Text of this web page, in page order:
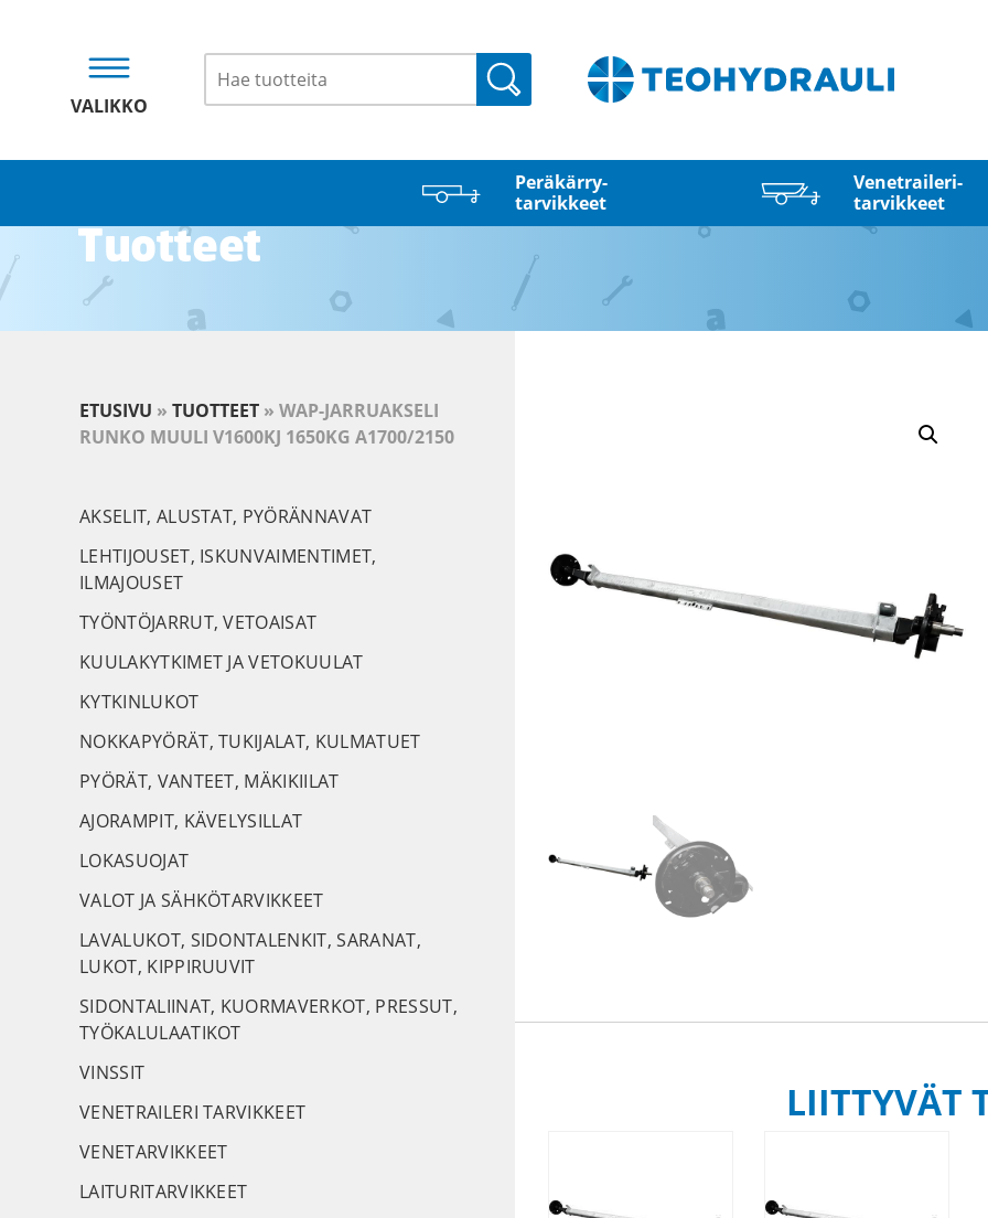
VALIKKO
Haku
Peräkärry­
tarvikkeet
Venetraileri­
tarvikkeet
Tuotteet
LIITTYVÄT
ETUSIVU » TUOTTEET » WAP-JARRUAKSELI
RUNKO MUULI V1600KJ 1650KG A1700/2150
AKSELIT, ALUSTAT, PYÖRÄNNAVAT
LEHTIJOUSET, ISKUNVAIMENTIMET,
ILMAJOUSET
TYÖNTÖJARRUT, VETOAISAT
KUULAKYTKIMET JA VETOKUULAT
KYTKINLUKOT
NOKKAPYÖRÄT, TUKIJALAT, KULMATUET
PYÖRÄT, VANTEET, MÄKIKIILAT
AJORAMPIT, KÄVELYSILLAT
LOKASUOJAT
VALOT JA SÄHKÖTARVIKKEET
LAVALUKOT, SIDONTALENKIT, SARANAT,
LUKOT, KIPPIRUUVIT
SIDONTALIINAT, KUORMAVERKOT, PRESSUT,
TYÖKALULAATIKOT
VINSSIT
VENETRAILERI TARVIKKEET
VENETARVIKKEET
LAITURITARVIKKEET